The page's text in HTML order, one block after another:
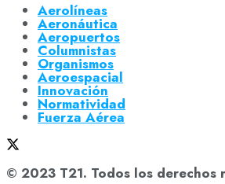
Aerolíneas
Aeronáutica
Aeropuertos
Columnistas
Organismos
Aeroespacial
Innovación
Normatividad
Fuerza Aérea
© 2023 T21. Todos los derechos